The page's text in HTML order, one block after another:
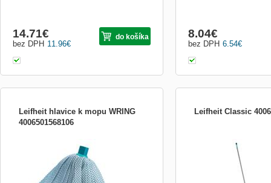
11.96€
bez DPH
14.71€ do košíka
6.54€
bez DPH
8.04€
Leifheit hlavice k mopu WRING
4006501568106
vody, pro všechny typy podlah, ždímání
střapců ve vědru se speciálním nástavci
na tyči mopu, rychlospojka pro snadnou
výměnu hlavice, lze prát v pračce
Leifheit Classic
třásňový mop určený
kamenných podlah,
rohy, vyměnitelná
vláken s vysokou
v pračce na 60 ° C,
m s univerzálním